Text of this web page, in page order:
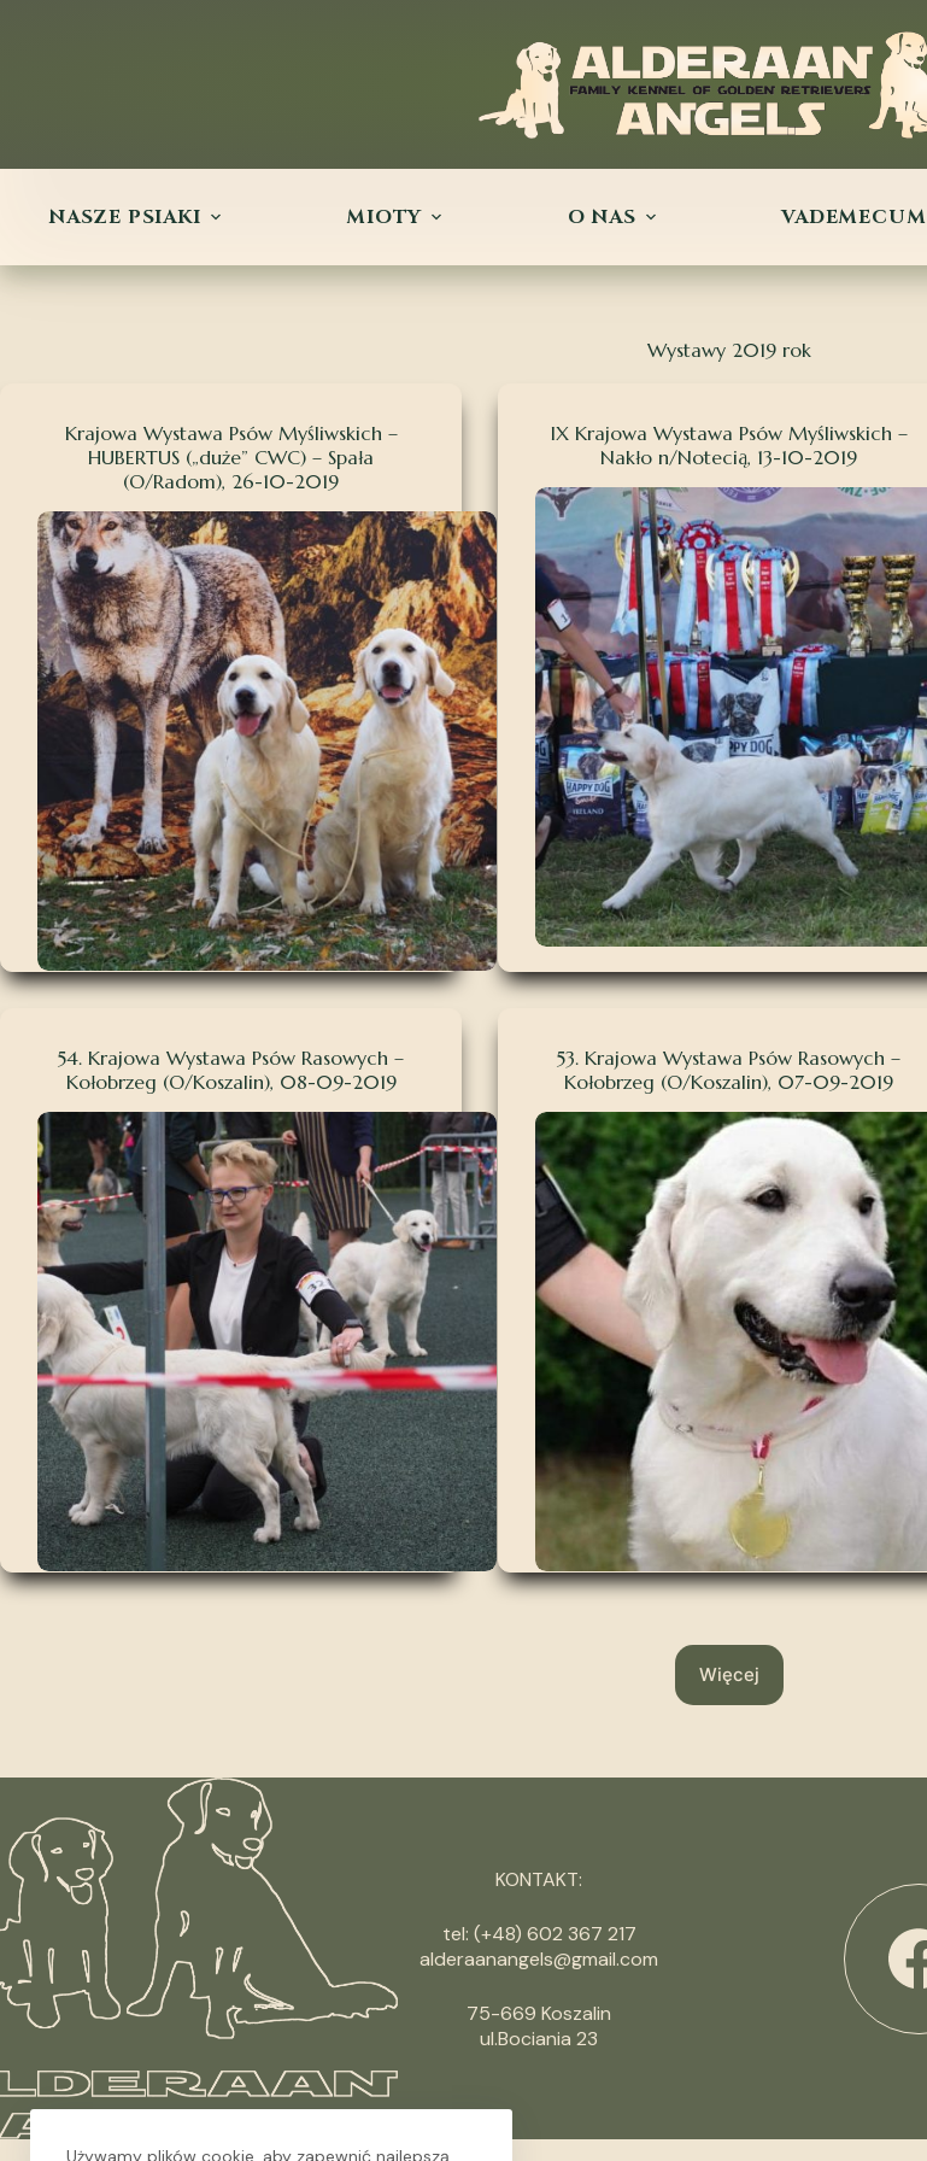
Używamy plików cookie, aby zapewnić najlepszą
NASZE PSIAKI MIOTY O NAS VADEMECUM
Wystawy 2019 rok
Krajowa Wystawa Psów Myśliwskich –
HUBERTUS („duże” CWC) – Spała
(O/Radom), 26-10-2019
IX Krajowa Wystawa Psów Myśliwskich –
Nakło n/Notecią, 13-10-2019
54. Krajowa Wystawa Psów Rasowych –
Kołobrzeg (O/Koszalin), 08-09-2019
53. Krajowa Wystawa Psów Rasowych –
Kołobrzeg (O/Koszalin), 07-09-2019
Więcej
KONTAKT:
tel: (+48) 602 367 217
alderaanangels@gmail.com
75-669 Koszalin
ul.Bociania 23